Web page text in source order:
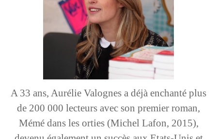
A 33 ans, Aurélie Valognes a déjà enchanté plus
de 200 000 lecteurs avec son premier roman,
Mémé dans les orties (Michel Lafon, 2015),